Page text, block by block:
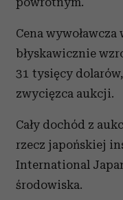
Cena
błyskawicznie
31 tysięcy
zwycięzca aukcji.
Cały dochód z
rzecz japońskiej
International
środowiska.